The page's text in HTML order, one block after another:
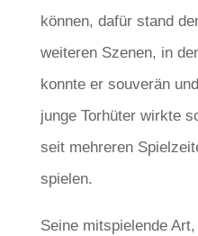
können, dafür stand
weiteren Szenen, in
konnte er souverän
junge Torhüter wirkte
seit mehreren
spielen.
Seine mitspielende